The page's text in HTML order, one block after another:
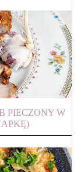
PIECZONY W